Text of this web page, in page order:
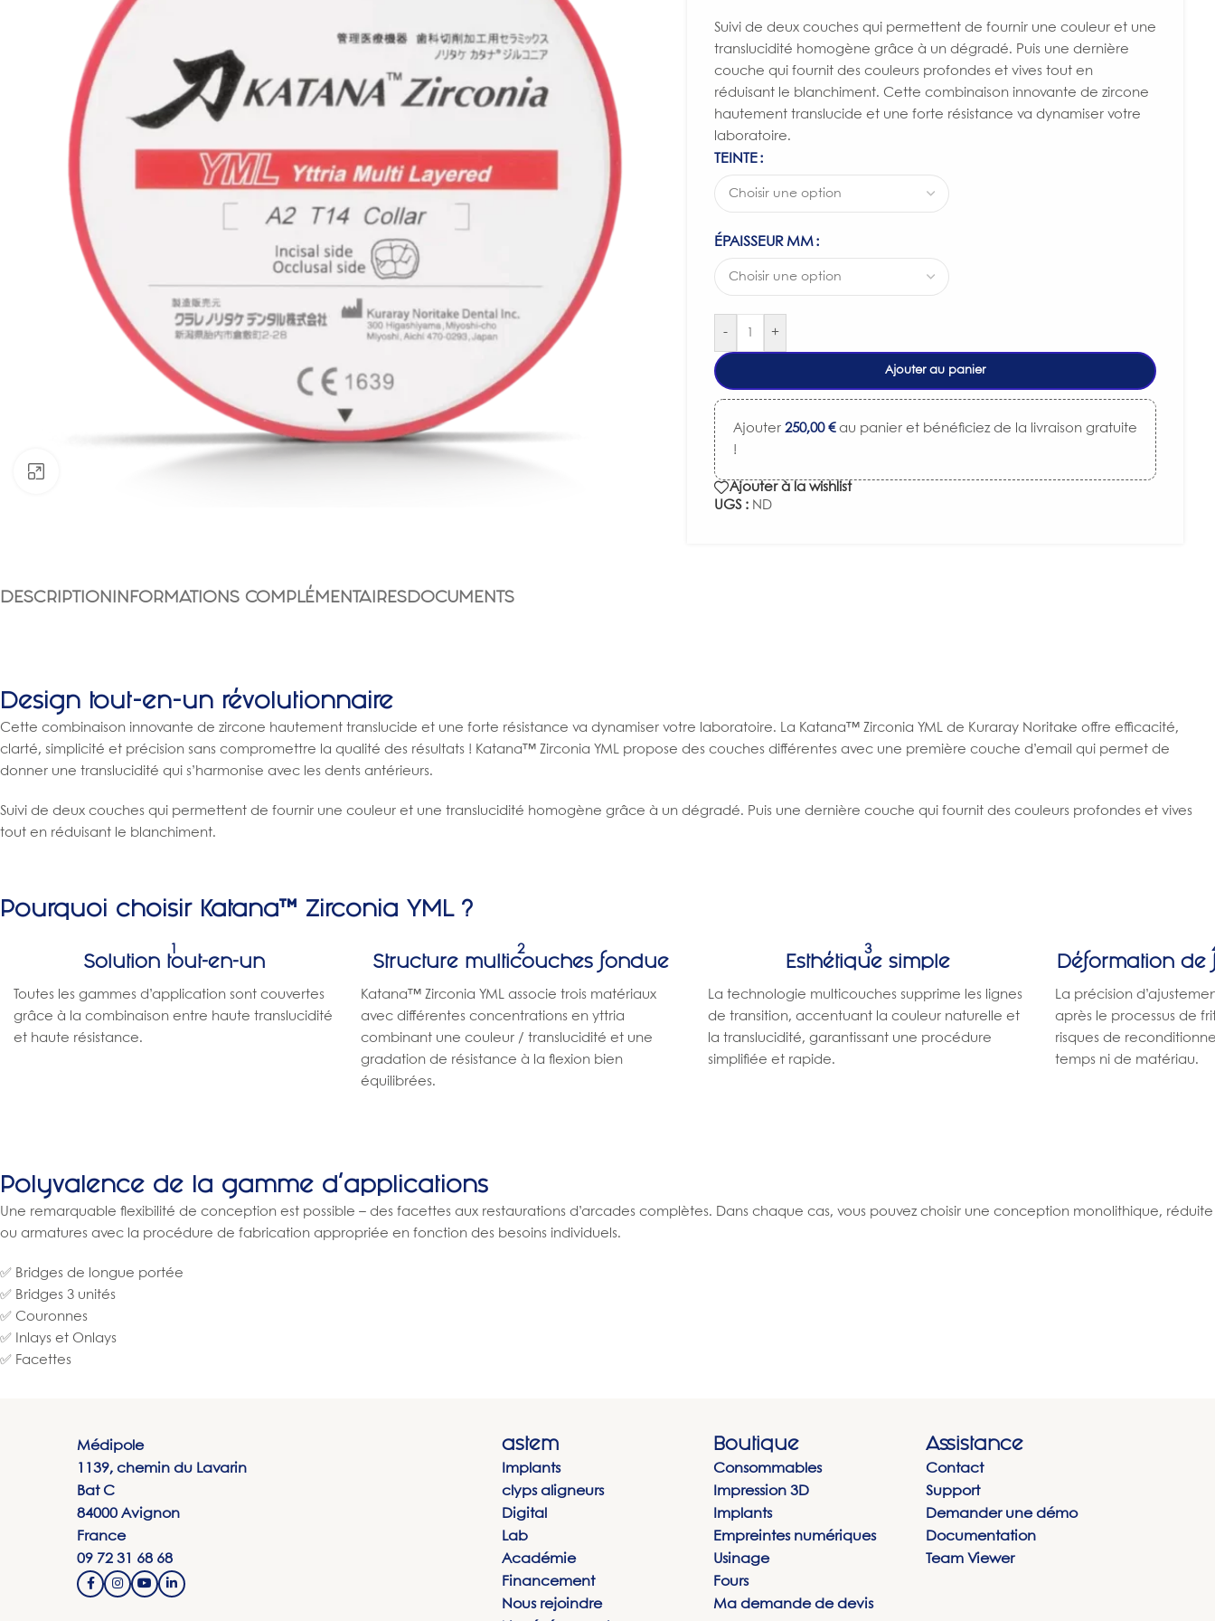
Suivi de deux couches qui permettent de fournir une couleur et une
translucidité homogène grâce à un dégradé. Puis une dernière
couche qui fournit des couleurs profondes et vives tout en
réduisant le blanchiment. Cette combinaison innovante de zircone
hautement translucide et une forte résistance va dynamiser votre
laboratoire.
TEINTE
ÉPAISSEUR MM
- +
Ajouter au panier
Ajouter 250,00 €au panier et bénéficiez de la livraison gratuite
!
Ajouter à la wishlist
UGS : ND
DESCRIPTION INFORMATIONS COMPLÉMENTAIRES DOCUMENTS
Design tout-en-un révolutionnaire
Cette combinaison innovante de zircone hautement translucide et une forte résistance va dynamiser votre laboratoire. La Katana™ Zirconia YML de Kuraray Noritake offre efficacité,
clarté, simplicité et précision sans compromettre la qualité des résultats ! Katana™ Zirconia YML propose des couches différentes avec une première couche d’email qui permet de
donner une translucidité qui s’harmonise avec les dents antérieurs.
Suivi de deux couches qui permettent de fournir une couleur et une translucidité homogène grâce à un dégradé. Puis une dernière couche qui fournit des couleurs profondes et vives
tout en réduisant le blanchiment.
Pourquoi choisir Katana™ Zirconia YML ?
Solution tout-en-un
Toutes les gammes d’application sont couvertes
grâce à la combinaison entre haute translucidité
et haute résistance.
2
Structure multicouches fondue
Katana™ Zirconia YML associe trois matériaux
avec différentes concentrations en yttria
combinant une couleur / translucidité et une
gradation de résistance à la flexion bien
équilibrées.
3
Esthétique simple
La technologie multicouches supprime les lignes
de transition, accentuant la couleur naturelle et
la translucidité, garantissant une procédure
simplifiée et rapide.
Déformation de
La précision
après le processus de
risques de
temps ni de matériau.
Polyvalence de la gamme d'applications
Une remarquable flexibilité de conception est possible – des facettes aux restaurations d’arcades complètes. Dans chaque cas, vous pouvez choisir une conception monolithique, réduite
ou armatures avec la procédure de fabrication appropriée en fonction des besoins individuels.
✅ Bridges de longue portée
✅ Bridges 3 unités
✅ Couronnes
✅ Inlays et Onlays
✅ Facettes
Médipole
1139, chemin du Lavarin
Bat C
84000 Avignon
France
09 72 31 68 68
astem
Implants
clyps aligneurs
Digital
Lab
Académie
Financement
Nous rejoindre
Boutique
Consommables
Impression 3D
Implants
Empreintes numériques
Usinage
Fours
Ma demande de devis
Assistance
Contact
Support
Demander une démo
Documentation
Team Viewer